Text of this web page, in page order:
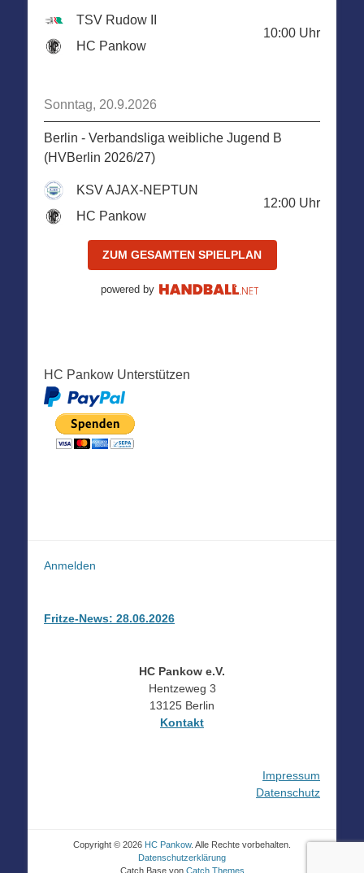
TSV Rudow II
HC Pankow
10:00 Uhr
Sonntag, 20.9.2026
Berlin - Verbandsliga weibliche Jugend B
(HVBerlin 2026/27)
KSV AJAX-NEPTUN
HC Pankow
12:00 Uhr
ZUM GESAMTEN SPIELPLAN
powered by
HC Pankow Unterstützen
Anmelden
Fritze-News: 28.06.2026
HC Pankow e.V.
Hentzeweg 3
13125 Berlin
Kontakt
Impressum
Datenschutz
Copyright © 2026 HC Pankow. Alle Rechte vorbehalten.
Datenschutzerklärung
Catch Base von Catch Themes